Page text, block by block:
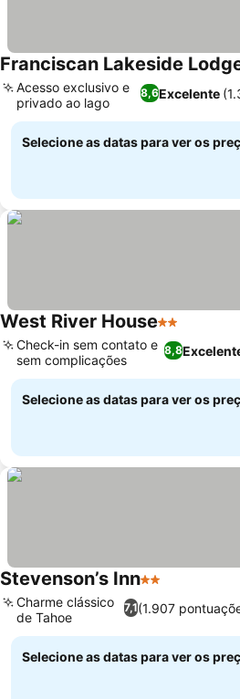
Franciscan Lakeside
8,6Excelente
Acesso exclusivo e
privado ao lago
Selecione as datas para ver os
West River House2 Estrelas
8,8
Check-in sem contato e
sem complicações
Selecione as datas para ver os
Stevenson’s Inn2 Estrelas
7,1(1.907
Charme clássico
de Tahoe
Selecione as datas para ver os